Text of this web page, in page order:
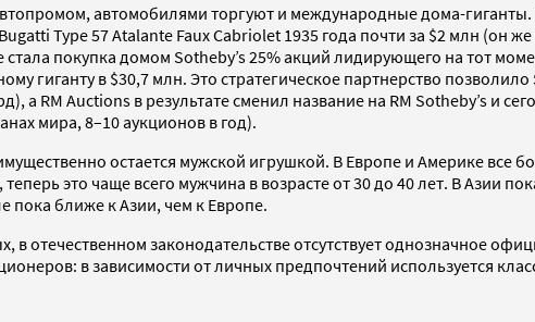
автомобилями торгуют и международные дома-гиганты.
Type 57 Atalante Faux Cabriolet 1935 года почти за $2 млн (он
покупка домом Sotheby’s 25% акций лидирующего на тот
в $30,7 млн. Это стратегическое партнерство позволило
RM Auctions в результате сменил название на RM Sotheby’s и
мира, 8–10 аукционов в год).
остается мужской игрушкой. В Европе и Америке все
это чаще всего мужчина в возрасте от 30 до 40 лет. В Азии
пока ближе к Азии, чем к Европе.
отечественном законодательстве отсутствует однозначное
в зависимости от личных предпочтений используется